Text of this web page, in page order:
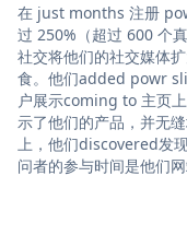
在 just months 注册
过 250%（超过 600 个
社交将他们的社交媒体
食。他们added powr
户展示coming to 主页
示了他们的产品，并无
上，他们discovered发
问者的参与时间是他们